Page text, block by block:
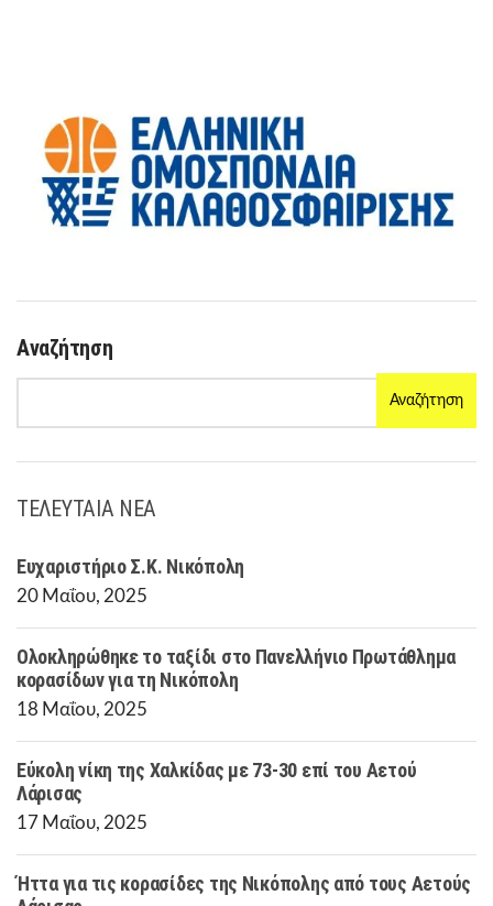
Αναζήτηση
Αναζήτηση
ΤΕΛΕΥΤΑΙΑ ΝΕΑ
Ευχαριστήριο Σ.Κ. Νικόπολη
20 Μαΐου, 2025
Ολοκληρώθηκε το ταξίδι στο Πανελλήνιο Πρωτάθλημα
κορασίδων για τη Νικόπολη
18 Μαΐου, 2025
Εύκολη νίκη της Χαλκίδας με 73-30 επί του Αετού
Λάρισας
17 Μαΐου, 2025
Ήττα για τις κορασίδες της Νικόπολης από τους Αετούς